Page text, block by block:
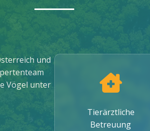
und
Vögel unter
Tierärztliche
Betreuung